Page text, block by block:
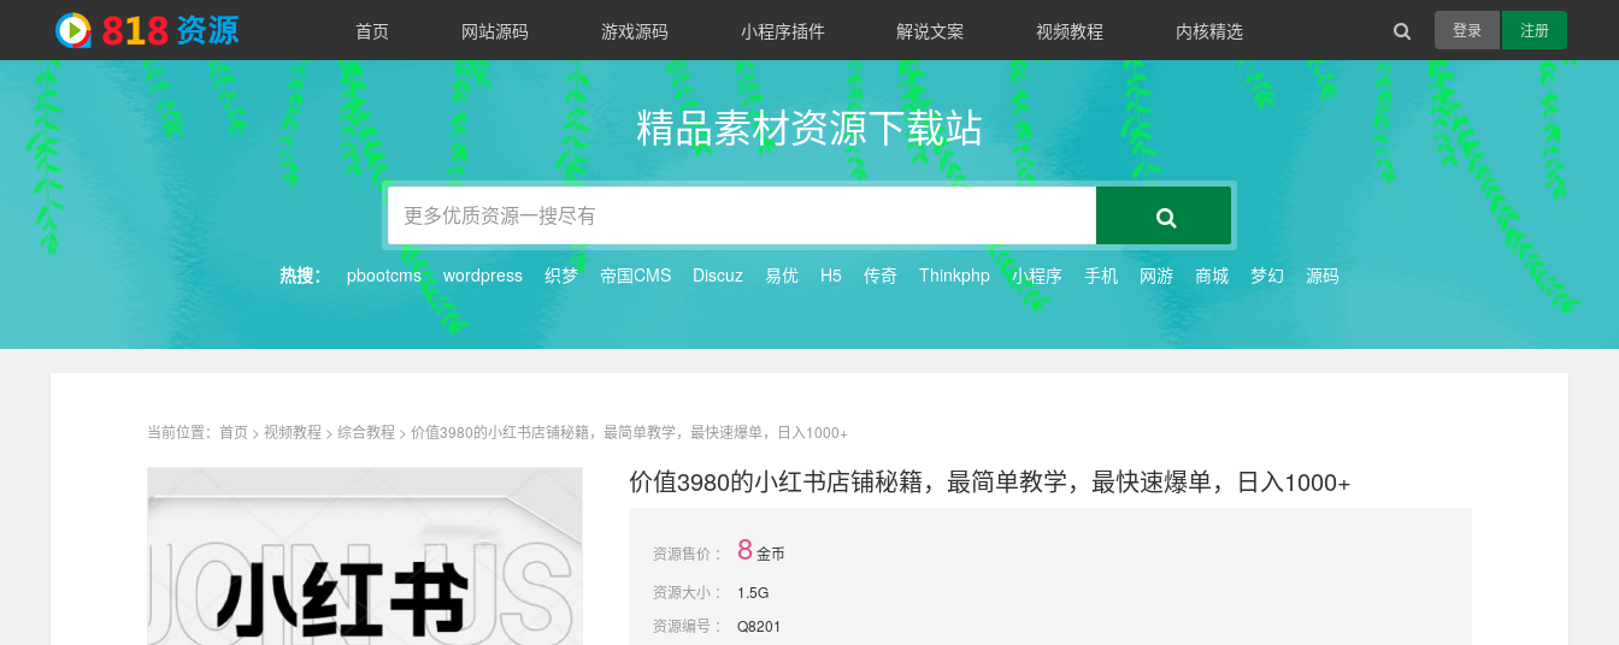
818
资
源
首页 网站源码 游戏源码 小程序插件 解说文案 视频教程 内核精选 登录 注册
精品素材资源下载站
热搜： pbootcms wordpress 织梦 帝国CMS Discuz 易优 H5 传奇 Thinkphp 小程序 手机 网游 商城 梦幻 源码
当前位置： 首页 > 视频教程 > 综合教程 > 价值3980的小红书店铺秘籍，最简单教学，最快速爆单，日入1000+
价值3980的小红书店铺秘籍，最简单教学，最快速爆单，日入1000+
资源售价 ： 8金币
资源大小 ：
1.5G
资源编号 ：
Q8201